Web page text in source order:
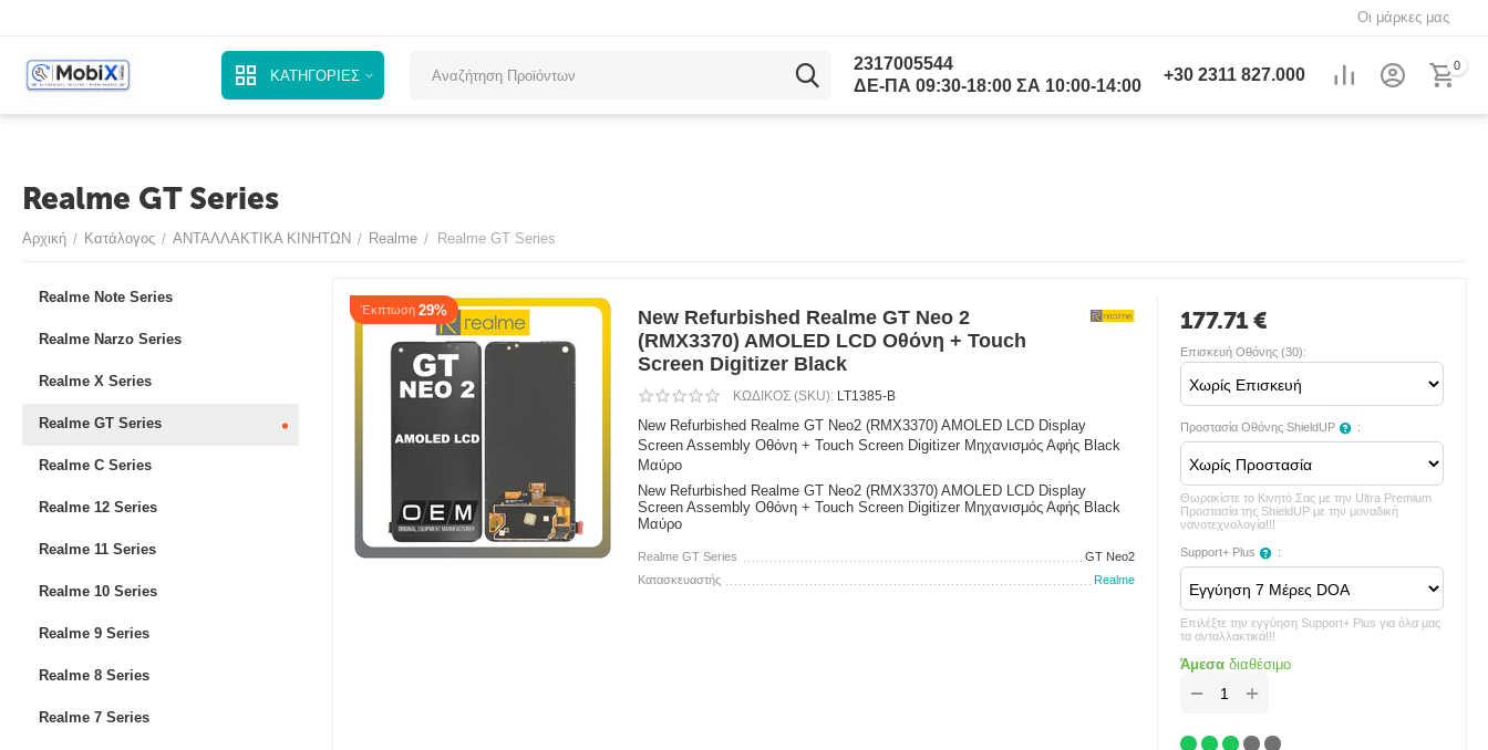
Οι μάρκες μας
ΚΑΤΗΓΟΡΙΕΣ
2317005544
ΔΕ-ΠΑ 09:30-18:00 ΣΑ 10:00-14:00
+302311 827.000 0
Realme GT Series
Αρχική / Κατάλογος / ΑΝΤΑΛΛΑΚΤΙΚΑ ΚΙΝΗΤΩΝ / Realme / Realme GT Series
Έκπτωση 29%
New Refurbished Realme GT Neo 2
(RMX3370) AMOLED LCD Οθόνη + Touch
Screen Digitizer Black
ΚΩΔΙΚΟΣ (SKU): LT1385-B
New Refurbished Realme GT Neo2 (RMX3370) AMOLED LCD Display
Screen Assembly Οθόνη + Touch Screen Digitizer Μηχανισμός Αφής Black
Μαύρο
New Refurbished Realme GT Neo2 (RMX3370) AMOLED LCD Display
Screen Assembly Οθόνη + Touch Screen Digitizer Μηχανισμός Αφής Black
Μαύρο
Realme GT Series
GT Neo2
Κατασκευαστής
Realme
177.71€
Επισκευή Οθόνης (30):
Προστασία Οθόνης ShieldUP :
Θωρακίστε το Κινητό Σας με την Ultra Premium
Προστασία της ShieldUP με την μοναδική
νανοτεχνολογία!!!
Support+ Plus :
Επιλέξτε την εγγύηση Support+ Plus για όλα μας
τα ανταλλακτικά!!!
Άμεσαδιαθέσιμο
+
−
Realme Note Series
Realme Narzo Series
Realme X Series
Realme GT Series
Realme C Series
Realme 12 Series
Realme 11 Series
Realme 10 Series
Realme 9 Series
Realme 8 Series
Realme 7 Series